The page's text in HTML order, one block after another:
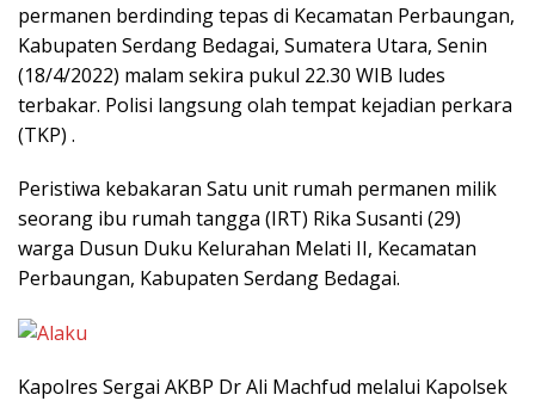
permanen berdinding tepas di Kecamatan Perbaungan,
Kabupaten Serdang Bedagai, Sumatera Utara, Senin
(18/4/2022) malam sekira pukul 22.30 WIB ludes
terbakar. Polisi langsung olah tempat kejadian perkara
(TKP) .
Peristiwa kebakaran Satu unit rumah permanen milik
seorang ibu rumah tangga (IRT) Rika Susanti (29)
warga Dusun Duku Kelurahan Melati II, Kecamatan
Perbaungan, Kabupaten Serdang Bedagai.
Kapolres Sergai AKBP Dr Ali Machfud melalui Kapolsek